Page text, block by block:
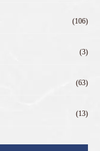
(106)
(3)
(63)
(13)